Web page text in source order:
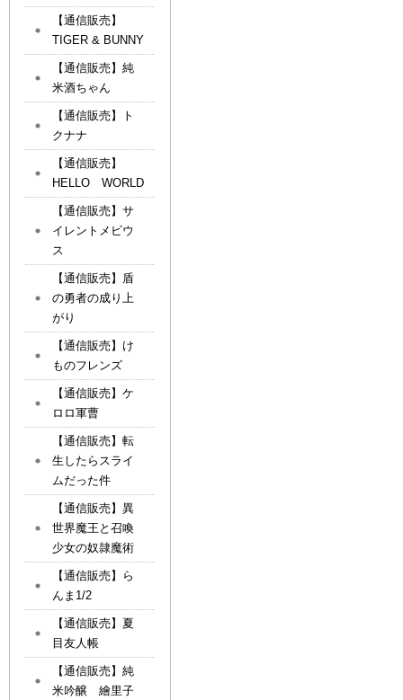
【通信販売】
TIGER & BUNNY
【通信販売】純
米酒ちゃん
【通信販売】ト
クナナ
【通信販売】
HELLO WORLD
【通信販売】サ
イレントメビウ
ス
【通信販売】盾
の勇者の成り上
がり
【通信販売】け
ものフレンズ
【通信販売】ケ
ロロ軍曹
【通信販売】転
生したらスライ
ムだった件
【通信販売】異
世界魔王と召喚
少女の奴隷魔術
【通信販売】ら
んま1/2
【通信販売】夏
目友人帳
【通信販売】純
米吟醸 繪里子